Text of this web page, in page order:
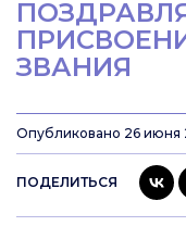
ЗВАНИЯ
Опубликовано 26 июня
ПОДЕЛИТЬСЯ